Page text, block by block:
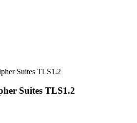
Suites TLS1.2
Suites TLS1.2